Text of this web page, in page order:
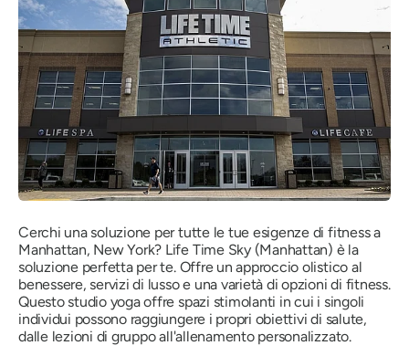
Cerchi una soluzione per tutte le tue esigenze di fitness a
Manhattan, New York? Life Time Sky (Manhattan) è la
soluzione perfetta per te. Offre un approccio olistico al
benessere, servizi di lusso e una varietà di opzioni di fitness.
Questo studio yoga offre spazi stimolanti in cui i singoli
individui possono raggiungere i propri obiettivi di salute,
dalle lezioni di gruppo all'allenamento personalizzato.